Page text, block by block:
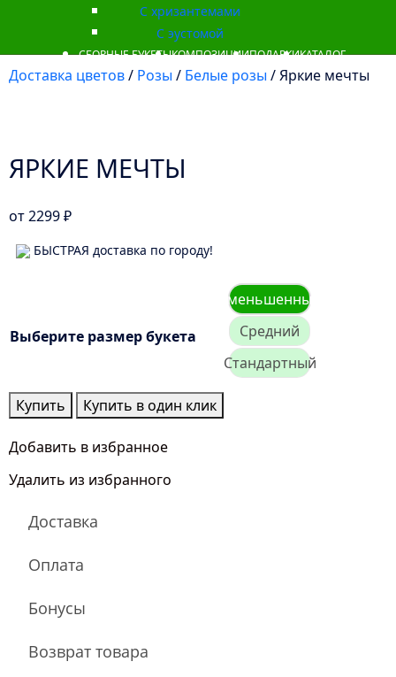
С хризантемами
С эустомой
СБОРНЫЕ БУКЕТЫКОМПОЗИЦИИПОДАРКИКАТАЛОГ
Доставка цветов/ Розы / Белые розы / Яркие мечты
ЯРКИЕ МЕЧТЫ
от2299₽
БЫСТРАЯ доставка по городу!
Выберите размер букета
Уменьшенный
Средний
Стандартный
Количество
товара
Яркие
Купить Купить в один клик
Добавить в избранное
Удалить из избранного
Доставка
Оплата
Бонусы
Возврат товара